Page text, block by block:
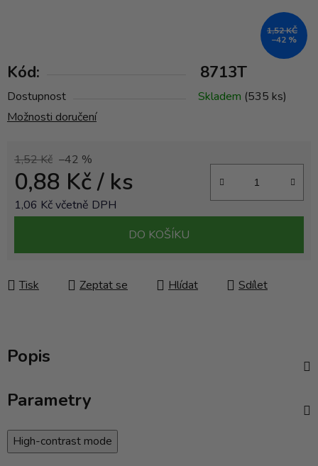
Kód: 8713T
Dostupnost Skladem (535 ks)
Možnosti doručení
1,52 Kč –42 %
0,88 Kč/ ks
1,06 Kč včetně DPH
DO KOŠÍKU
Tisk Zeptat se Hlídat Sdílet
1,52 KČ
–42 %
Popis
Parametry
High-contrast mode